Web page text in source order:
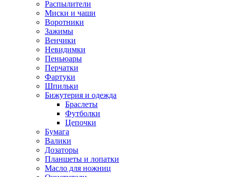
Распылители
Миски и чаши
Воротники
Зажимы
Венчики
Невидимки
Пеньюары
Перчатки
Фартуки
Шпильки
Бижутерия и одежда
Браслеты
Футболки
Цепочки
Бумага
Валики
Дозаторы
Планшеты и лопатки
Масло для ножниц